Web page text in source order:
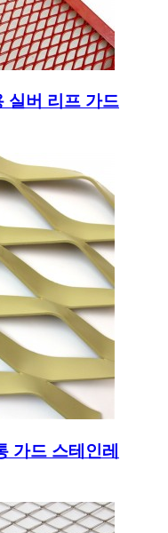
실버 리프 가드
가드 스테인레